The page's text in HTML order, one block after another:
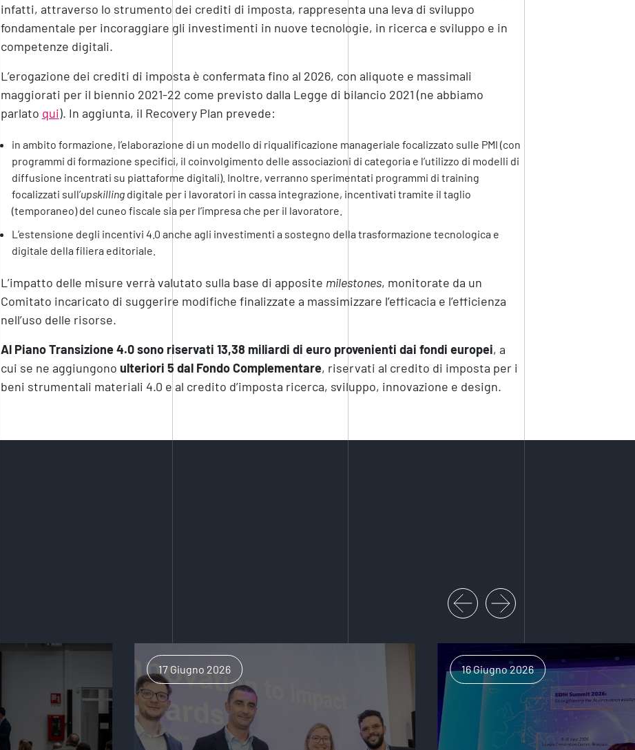
infatti, attraverso lo strumento dei crediti di imposta, rappresenta una leva di sviluppo
fondamentale per incoraggiare gli investimenti in nuove tecnologie, in ricerca e sviluppo e in
competenze digitali.
L’erogazione dei crediti di imposta è confermata fino al 2026, con aliquote e massimali
maggiorati per il biennio 2021-22 come previsto dalla Legge di bilancio 2021 (ne abbiamo
parlato qui). In aggiunta, il Recovery Plan prevede:
in ambito formazione, l’elaborazione di un modello di riqualificazione manageriale focalizzato sulle PMI (con
programmi di formazione specifici, il coinvolgimento delle associazioni di categoria e l’utilizzo di modelli di
diffusione incentrati su piattaforme digitali). Inoltre, verranno sperimentati programmi di training
focalizzati sull’upskilling digitale per i lavoratori in cassa integrazione, incentivati tramite il taglio
(temporaneo) del cuneo fiscale sia per l’impresa che per il lavoratore.
L’estensione degli incentivi 4.0 anche agli investimenti a sostegno della trasformazione tecnologica e
digitale della filiera editoriale.
L’impatto delle misure verrà valutato sulla base di apposite milestones, monitorate da un
Comitato incaricato di suggerire modifiche finalizzate a massimizzare l’efficacia e l’efficienza
nell’uso delle risorse.
Al Piano Transizione 4.0 sono riservati 13,38 miliardi di euro provenienti dai fondi europei, a
cui se ne aggiungono ulteriori 5 dal Fondo Complementare, riservati al credito di imposta per i
beni strumentali materiali 4.0 e al credito d’imposta ricerca, sviluppo, innovazione e design.
17 Giugno 2026 16 Giugno 2026